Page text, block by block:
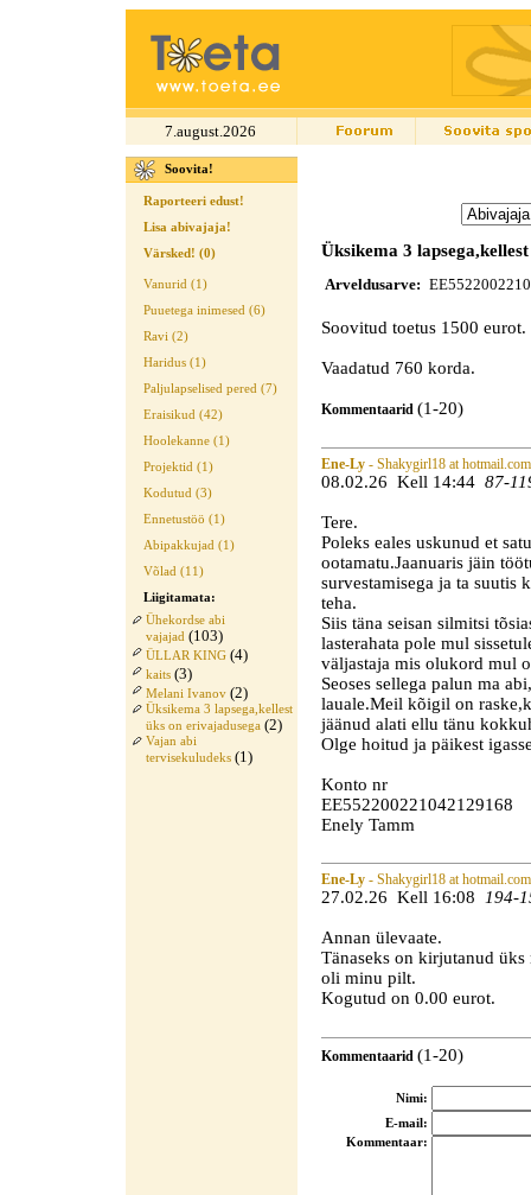
7.august.2026
Soovita!
Raporteeri edust!
Lisa abivajaja!
Värsked! (0)
Vanurid (1)
Puuetega inimesed (6)
Ravi (2)
Haridus (1)
Paljulapselised pered (7)
Eraisikud (42)
Hoolekanne (1)
Projektid (1)
Kodutud (3)
Ennetustöö (1)
Abipakkujad (1)
Võlad (11)
Liigitamata:
Ühekordse abi
vajajad (103)
ÜLLAR KING (4)
kaits (3)
Melani Ivanov (2)
Üksikema 3 lapsega,kellest
üks on erivajadusega (2)
Vajan abi
tervisekuludeks (1)
Üksikema 3
Arveldusarve:
Soovitud toetus 1500 eurot.
Vaadatud 760 korda.
Kommentaarid (1-20)
Ene-Ly - Shakygirl18 at hotmail.com
08.02.26 Kell 14:44 87-
Tere.
Poleks eales uskunud et
ootamatu.Jaanuaris jäin
survestamisega ja ta suutis
teha.
Siis täna seisan silmitsi
lasterahata pole mul
väljastaja mis olukord mul
Seoses sellega palun ma
lauale.Meil kõigil on
jäänud alati ellu tänu
Olge hoitud ja päikest
Konto nr
EE552200221042129168
Enely Tamm
Ene-Ly - Shakygirl18 at hotmail.com
27.02.26 Kell 16:08 194-
Annan ülevaate.
Tänaseks on kirjutanud
oli minu pilt.
Kogutud on 0.00 eurot.
Kommentaarid (1-20)
Nimi:
E-mail:
Kommentaar: